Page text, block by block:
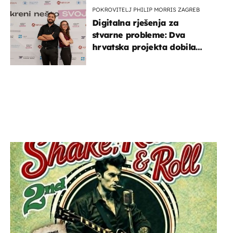
POKROVITELJ PHILIP MORRIS ZAGREB
Digitalna rješenja za
stvarne probleme: Dva
hrvatska projekta dobila